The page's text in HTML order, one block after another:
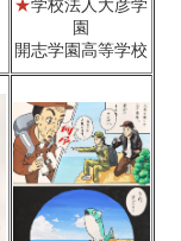
★学校法人大彦学
園
開志学園高等学校